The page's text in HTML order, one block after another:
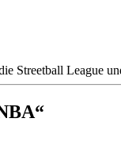
Streetball League